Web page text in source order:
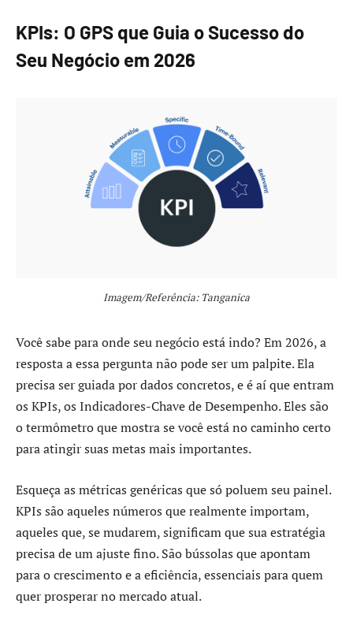
KPIs: O GPS que Guia o Sucesso do
Seu Negócio em 2026
Imagem/Referência: Tanganica
Você sabe para onde seu negócio está indo? Em 2026, a
resposta a essa pergunta não pode ser um palpite. Ela
precisa ser guiada por dados concretos, e é aí que entram
os KPIs, os Indicadores-Chave de Desempenho. Eles são
o termômetro que mostra se você está no caminho certo
para atingir suas metas mais importantes.
Esqueça as métricas genéricas que só poluem seu painel.
KPIs são aqueles números que realmente importam,
aqueles que, se mudarem, significam que sua estratégia
precisa de um ajuste fino. São bússolas que apontam
para o crescimento e a eficiência, essenciais para quem
quer prosperar no mercado atual.